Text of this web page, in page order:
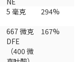
5 毫克
294%
667 微克
DFE
（400 微
167%